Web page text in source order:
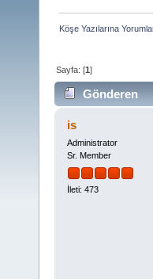
Köşe Yazılarına
Sayfa: [1]
Gönderen
(Okunma sayısı
is
Administrator
Sr. Member
İleti: 473